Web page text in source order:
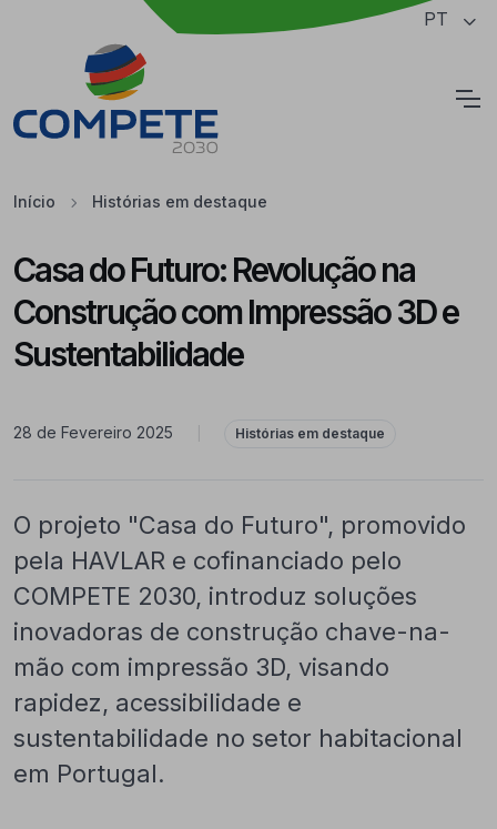
Saltar para o conteúdo principal da página PT
Início Histórias em destaque
Casa do Futuro: Revolução na
Construção com Impressão 3D e
Sustentabilidade
28 de Fevereiro 2025 Histórias em destaque
O projeto "Casa do Futuro", promovido
pela HAVLAR e cofinanciado pelo
COMPETE 2030, introduz soluções
inovadoras de construção chave-na-
mão com impressão 3D, visando
rapidez, acessibilidade e
sustentabilidade no setor habitacional
em Portugal.